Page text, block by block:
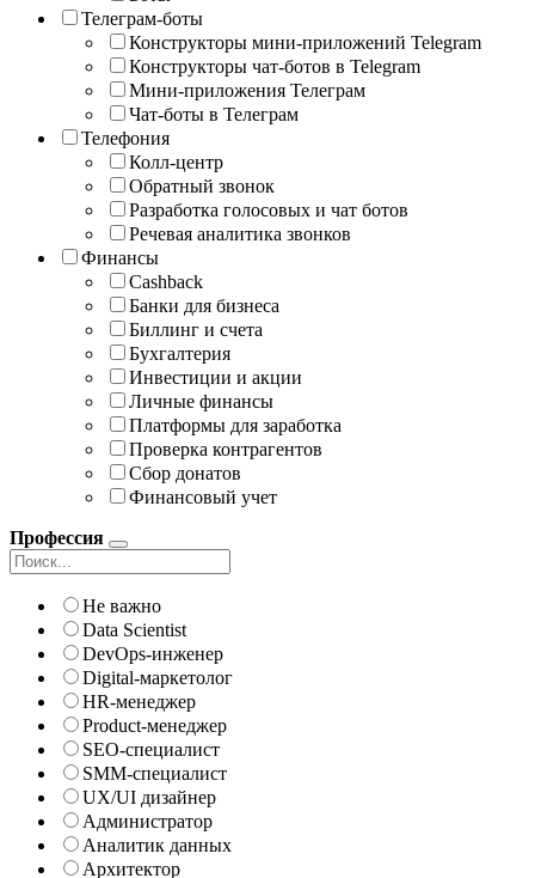
Телеграм-боты
Конструкторы мини-приложений Telegram
Конструкторы чат-ботов в Telegram
Мини-приложения Телеграм
Чат-боты в Телеграм
Телефония
Колл-центр
Обратный звонок
Разработка голосовых и чат ботов
Речевая аналитика звонков
Финансы
Cashback
Банки для бизнеса
Биллинг и счета
Бухгалтерия
Инвестиции и акции
Личные финансы
Платформы для заработка
Проверка контрагентов
Сбор донатов
Финансовый учет
Профессия
Не важно
Data Scientist
DevOps-инженер
Digital-маркетолог
HR-менеджер
Product-менеджер
SEO-специалист
SMM-специалист
UX/UI дизайнер
Администратор
Аналитик данных
Архитектор